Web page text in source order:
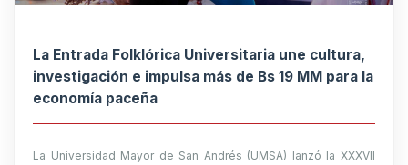
La Entrada Folklórica Universitaria une cultura,
investigación e impulsa más de Bs 19 MM para la
economía paceña
La Universidad Mayor de San Andrés (UMSA) lanzó la XXXVII